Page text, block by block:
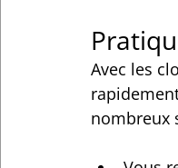
Avec les
nombreux